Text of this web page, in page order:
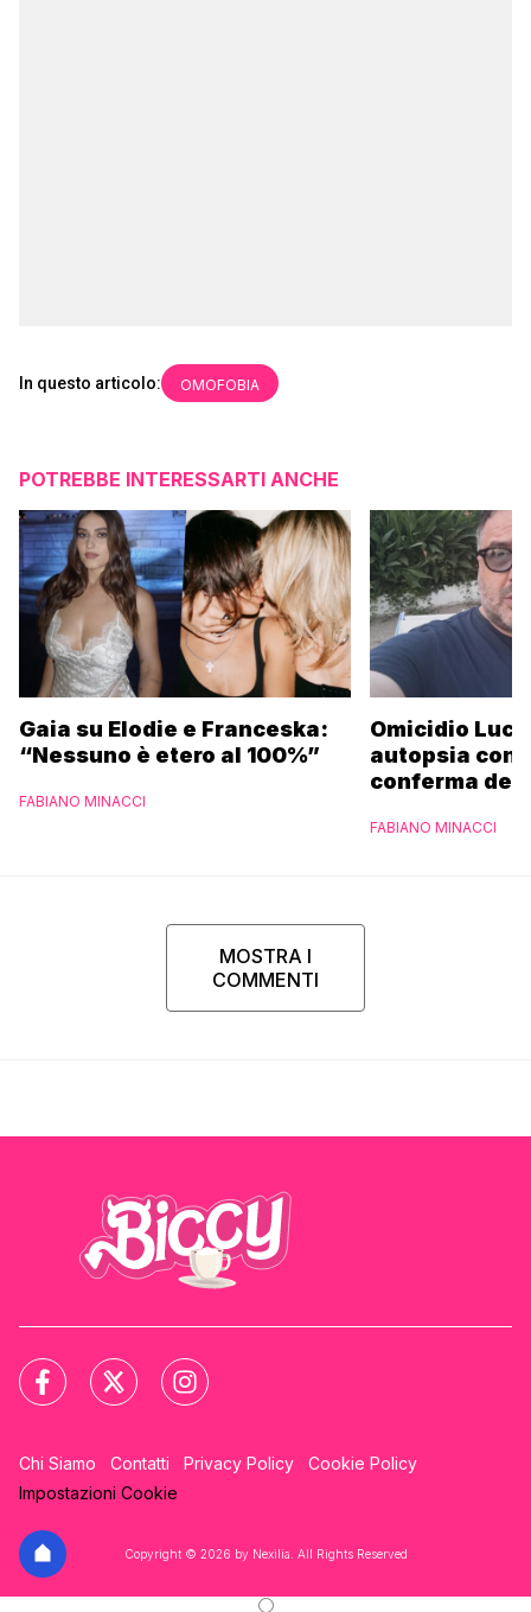
In questo articolo: OMOFOBIA
POTREBBE INTERESSARTI ANCHE
Gaia su Elodie e Franceska:
“Nessuno è etero al 100%”
FABIANO MINACCI
Omicidio
autopsia
conferma del
FABIANO MINACCI
MOSTRA I
COMMENTI
Chi Siamo Contatti Privacy Policy
Cookie Policy
Impostazioni Cookie
Copyright © 2026 by Nexilia. All Rights Reserved